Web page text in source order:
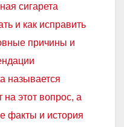
сигарета
и как исправить
причины и
называется
на этот вопрос, а
факты и история